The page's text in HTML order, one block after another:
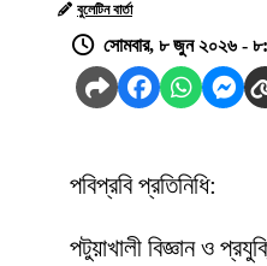
বুলেটিন বার্তা
সোমবার, ৮ জুন ২০২৬ -
পবিপ্রবি প্রতিনিধি:
পটুয়াখালী বিজ্ঞান ও